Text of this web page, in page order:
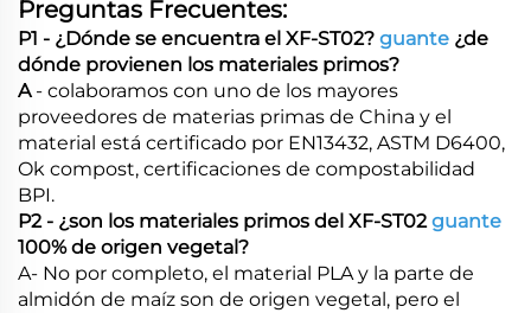
Preguntas Frecuentes:
P1 - ¿Dónde se encuentra el XF-ST02? guante ¿de
dónde provienen los materiales primos?
A - colaboramos con uno de los mayores
proveedores de materias primas de China y el
material está certificado por EN13432, ASTM D6400,
Ok compost, certificaciones de compostabilidad
BPI.
P2 - ¿son los materiales primos del XF-ST02guante
100% de origen vegetal?
A- No por completo, el material PLA y la parte de
almidón de maíz son de origen vegetal, pero el